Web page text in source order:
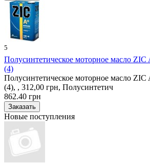
5
Полусинтетическое моторное масло
(4)
Полусинтетическое моторное масло
(4), , 312,00 грн, Полусинтетич
862.40 грн
Новые поступления